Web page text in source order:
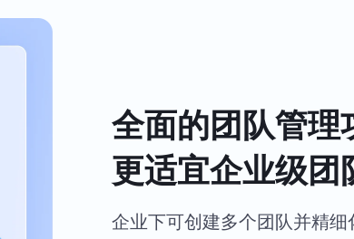
全面的团队管理
更适宜企业级团
企业下可创建多个团队并精